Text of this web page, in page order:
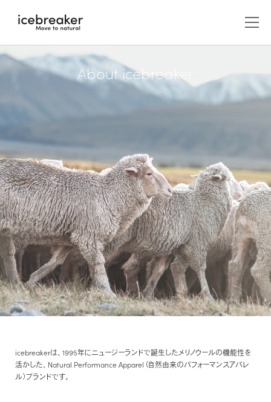
メンズ
アウター/ジャケット
カットソー（長袖）
カットソー（半袖）
シャツ/ポロシャツ
パンツ/ボトムス
ウィメンズ
アウター/ジャケット
カットソー（長袖）
カットソー（半袖）
シャツ/ポロシャツ
パンツ/スカート/ボトムス
アクセサリー
キャップ/ビーニー/ヘッドバンド
グローブ
マフラー/ネックカバー
レイヤー
アンダーウェア
ベースレイヤー
アウターレイヤー
特集
新着商品
アウトレット
ABOUT US
icebreakerについて
PRODUCTS
プロダクトについて
icebreakerの取り組み
FEATURED
特設ページ
ジャーナル
NEWS
About icebreaker
icebreakerは、1995年にニュージーランドで誕生したメリノウールの機能性を
活かした、Natural Performance Apparel（自然由来のパフォーマンスアパレ
ル）ブランドです。